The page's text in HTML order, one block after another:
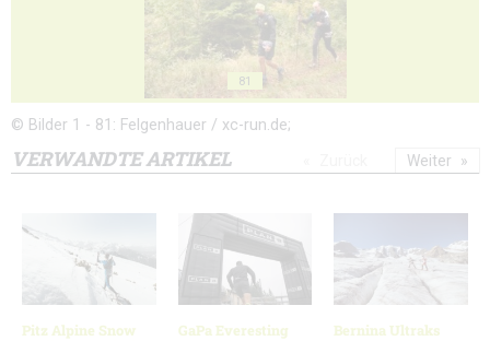
81
© Bilder 1 - 81: Felgenhauer / xc-run.de;
VERWANDTE ARTIKEL
Pitz Alpine Snow
GaPa Everesting
Bernina Ultraks
Weiter